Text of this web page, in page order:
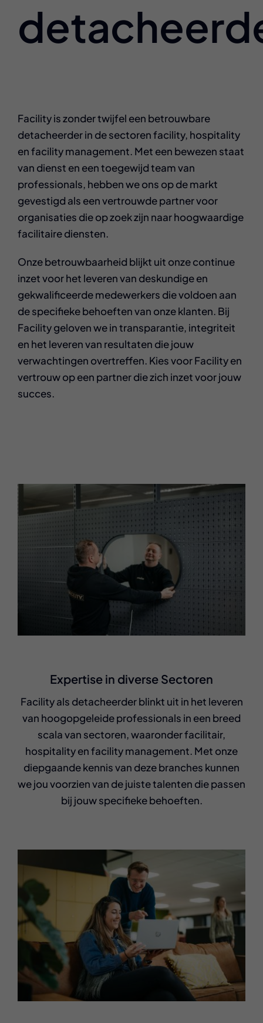
Facility is zonder twijfel een betrouwbare
detacheerder in de sectoren facility, hospitality
en facility management. Met een bewezen staat
van dienst en een toegewijd team van
professionals, hebben we ons op de markt
gevestigd als een vertrouwde partner voor
organisaties die op zoek zijn naar hoogwaardige
facilitaire diensten.
Onze betrouwbaarheid blijkt uit onze continue
inzet voor het leveren van deskundige en
gekwalificeerde medewerkers die voldoen aan
de specifieke behoeften van onze klanten. Bij
Facility geloven we in transparantie, integriteit
en het leveren van resultaten die jouw
verwachtingen overtreffen. Kies voor Facility en
vertrouw op een partner die zich inzet voor jouw
succes.
Expertise in diverse Sectoren
Facility als detacheerder blinkt uit in het leveren
van hoogopgeleide professionals in een breed
scala van sectoren, waaronder facilitair,
hospitality en facility management. Met onze
diepgaande kennis van deze branches kunnen
we jou voorzien van de juiste talenten die passen
bij jouw specifieke behoeften.